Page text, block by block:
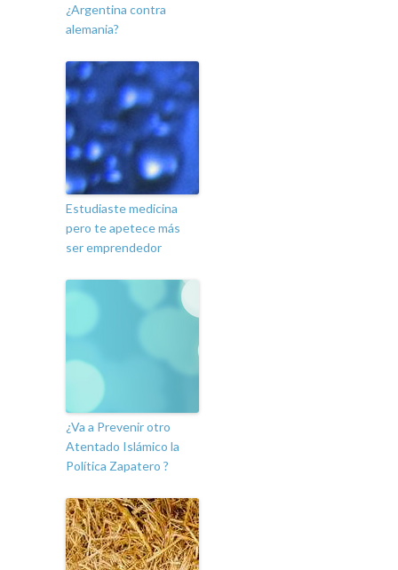
¿Argentina contra
alemania?
Estudiaste medicina
pero te apetece más
ser emprendedor
¿Va a Prevenir otro
Atentado Islámico la
Política Zapatero ?